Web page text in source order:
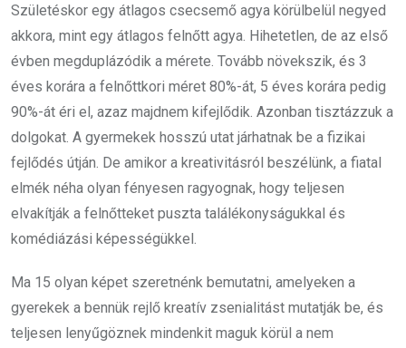
Születéskor egy átlagos csecsemő agya körülbelül negyed
akkora, mint egy átlagos felnőtt agya. Hihetetlen, de az első
évben megduplázódik a mérete. Tovább növekszik, és 3
éves korára a felnőttkori méret 80%-át, 5 éves korára pedig
90%-át éri el, azaz majdnem kifejlődik. Azonban tisztázzuk a
dolgokat. A gyermekek hosszú utat járhatnak be a fizikai
fejlődés útján. De amikor a kreativitásról beszélünk, a fiatal
elmék néha olyan fényesen ragyognak, hogy teljesen
elvakítják a felnőtteket puszta találékonyságukkal és
komédiázási képességükkel.
Ma 15 olyan képet szeretnénk bemutatni, amelyeken a
gyerekek a bennük rejlő kreatív zsenialitást mutatják be, és
teljesen lenyűgöznek mindenkit maguk körül a nem